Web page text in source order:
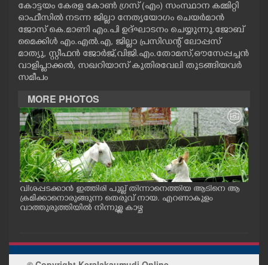
CASE DIARY
CINEMA
OPINION
PHOTOS
LIFESTYLE
SPIRITUAL
കോട്ടയം കേരള കോൺ ഗ്രസ് (എം) സംസ്ഥാന കമ്മിറ്റി
ഓഫീസിൽ നടന്ന ജില്ലാ നേതൃയോഗം ചെയർമാൻ
ജോസ് കെ.മാണി എം.പി ഉദ്ഘാടനം ചെയ്യുന്നു.ജോബ്
മൈക്കിൾ എം.എൽ.എ, ജില്ലാ പ്രസിഡന്റ് ലോപ്പസ്
മാത്യു, സ്റ്റീഫൻ ജോർജ്,വിജി.എം.തോമസ്,ഔസേപ്പച്ചൻ
വാളിപ്ലാക്കൽ, സഖറിയാസ് കുതിരവേലി തുടങ്ങിയവർ
സമീപം
MORE PHOTOS
വിശപ്പടക്കാൻ ഇത്തിരി പുല്ല് തിന്നാനെത്തിയ ആടിനെ ആ
ക്രമിക്കാനൊരുങ്ങുന്ന തെരുവ് നായ. എറണാകുളം
വാത്തുരുത്തിയിൽ നിന്നുള്ള കാഴ്ച